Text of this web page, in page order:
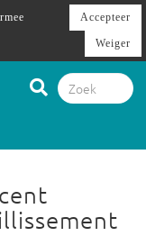
Accepteer
Weiger